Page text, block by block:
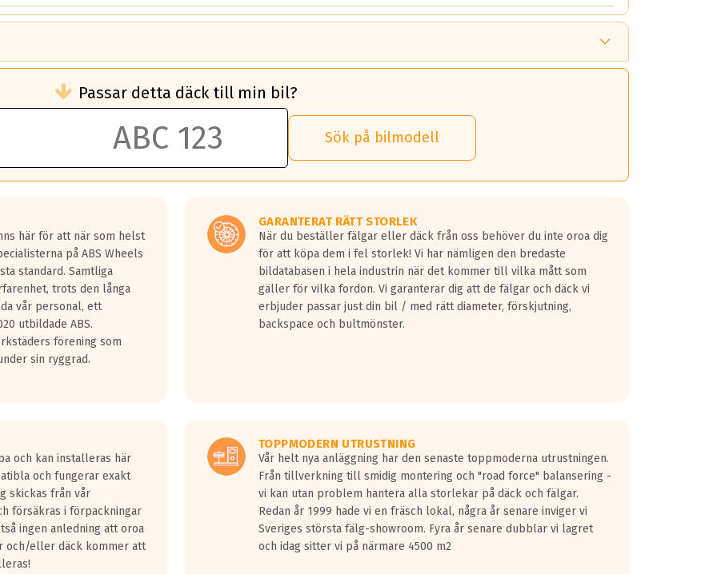
än ett klass G däck.
50 liter bränsle med ett klass A däck gentemot ett klass G däck.
vilken rutt du kör, samt vilken körstil du använder.
lastbilar.
på en väg där det ligger 0.5-1.5 mm vatten.
fyra billängder( ca 18meter) mellan däck med betyg A gentemot
överträffa motorljudet.
ett däck med vågar. Hög bullernivå markeras med svarta vågor
kraven som finns i dagsläget, men är inte längre tillåtna enligt nya
Passar detta däck till min bil?
Sök på bilmodell
här för att när som helst
på ABS Wheels
standard. Samtliga
trots den långa
vår personal, ett
utbildade ABS.
förening som
sin ryggrad.
GARANTERAT RÄTT STORLEK
När du beställer fälgar eller däck från oss behöver du inte oroa dig
för att köpa dem i fel storlek! Vi har nämligen den bredaste
bildatabasen i hela industrin när det kommer till vilka mått som
gäller för vilka fordon. Vi garanterar dig att de fälgar och däck vi
erbjuder passar just din bil / med rätt diameter, förskjutning,
backspace och bultmönster.
och kan installeras här
och fungerar exakt
skickas från vår
försäkras i förpackningar
ingen anledning att oroa
och/eller däck kommer att
TOPPMODERN UTRUSTNING
Vår helt nya anläggning har den senaste toppmoderna utrustningen.
Från tillverkning till smidig montering och "road force" balansering -
vi kan utan problem hantera alla storlekar på däck och fälgar.
Redan år 1999 hade vi en fräsch lokal, några år senare inviger vi
Sveriges största fälg-showroom. Fyra år senare dubblar vi lagret
och idag sitter vi på närmare 4500 m2